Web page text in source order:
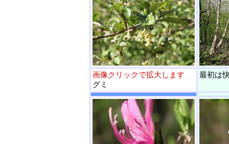
画像クリックで拡大します
グミ
最初は